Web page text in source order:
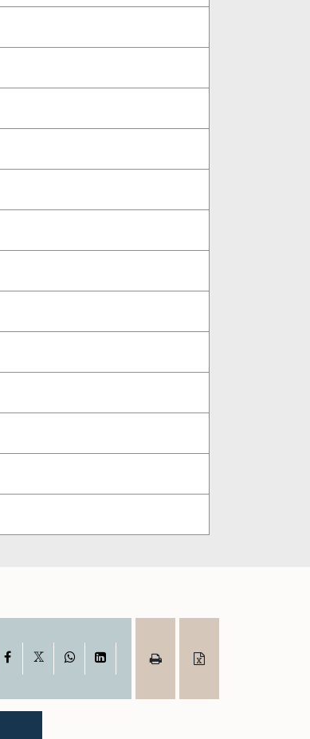
Facebook WhatsAppLinkedIn